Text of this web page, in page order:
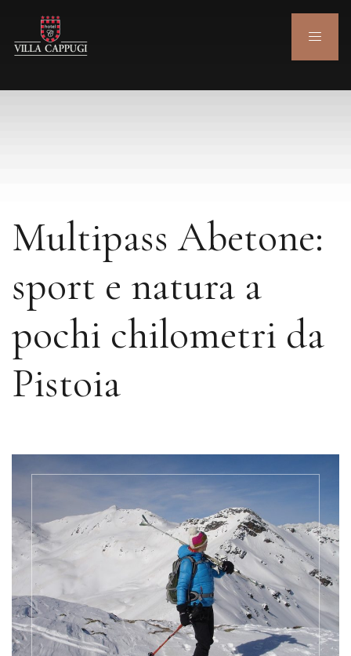
Multipass Abetone:
sport e natura a
pochi chilometri da
Pistoia